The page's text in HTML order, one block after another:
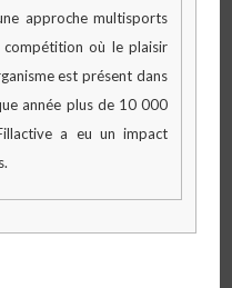
approche multisports
compétition où le plaisir
est présent dans
année plus de 10 000
a eu un impact